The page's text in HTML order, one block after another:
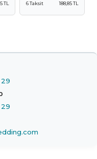
TL
6 Taksit
188,85 TL